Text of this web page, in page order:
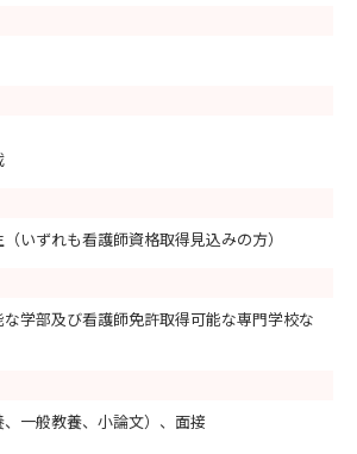
いずれも看護師資格取得見込みの方）
学部及び看護師免許取得可能な専門学校な
一般教養、小論文）、面接